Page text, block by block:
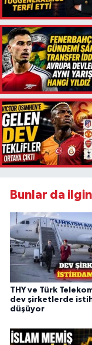
Bunlar da
THY ve Türk
dev şirketlerde
düşüyor